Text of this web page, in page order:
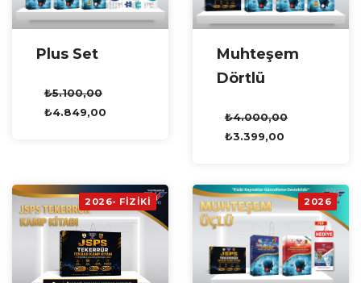
Plus Set
₺5.100,00
₺4.849,00
Muhteşem
Dörtlü
₺4.000,00
₺3.399,00
2026- FİZİKİ 2026